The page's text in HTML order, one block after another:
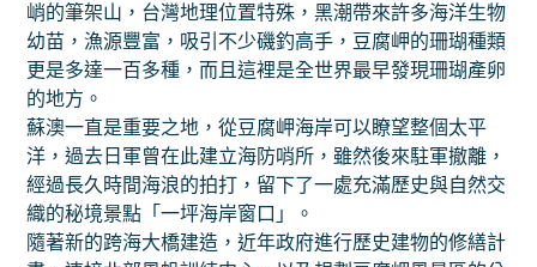
峭的筆架山，台灣地理位置特殊，黑潮帶來許多海洋生物
幼苗，漁源豐富，吸引不少磯釣高手，豆腐岬的珊瑚種類
更是多達一百多種，而且這裡是全世界最早發現珊瑚產卵
的地方。
蘇澳一直是重要之地，從豆腐岬海岸可以瞭望整個太平
洋，過去日軍曾在此建立海防哨所，雖然後來駐軍撤離，
經過長久時間海浪的拍打，留下了一處充滿歷史與自然交
織的秘境景點「一坪海岸窗口」。
隨著新的跨海大橋建造，近年政府進行歷史建物的修繕計